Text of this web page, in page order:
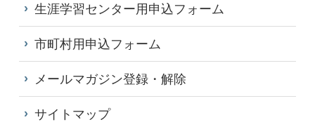
生涯学習センター用申込フォーム
市町村用申込フォーム
メールマガジン登録・解除
サイトマップ